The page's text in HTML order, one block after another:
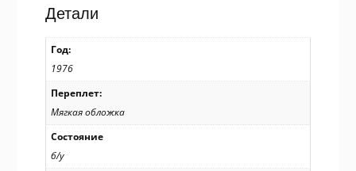
Раскина,
худ.
Пегов
р209
Детали
Год:
1976
Переплет:
Мягкая обложка
Состояние
б/у